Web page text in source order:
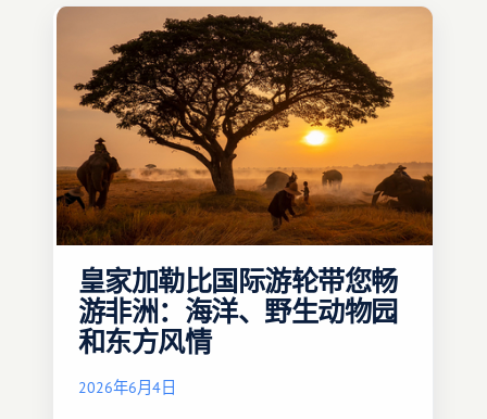
皇家加勒比国际游轮带您畅
游非洲：海洋、野生动物园
和东方风情
2026年6月4日